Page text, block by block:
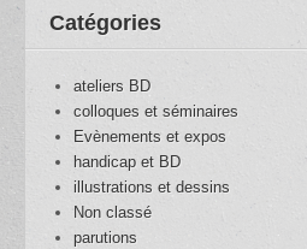
Catégories
ateliers BD
colloques et séminaires
Evènements et expos
handicap et BD
illustrations et dessins
Non classé
parutions